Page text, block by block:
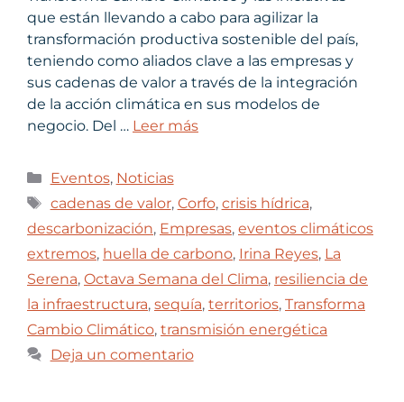
que están llevando a cabo para agilizar la
transformación productiva sostenible del país,
teniendo como aliados clave a las empresas y
sus cadenas de valor a través de la integración
de la acción climática en sus modelos de
negocio. Del … Leer más
Eventos, Noticias
cadenas de valor, Corfo, crisis hídrica,
descarbonización, Empresas, eventos climáticos
extremos, huella de carbono, Irina Reyes, La
Serena, Octava Semana del Clima, resiliencia de
la infraestructura, sequía, territorios, Transforma
Cambio Climático, transmisión energética
Deja un comentario